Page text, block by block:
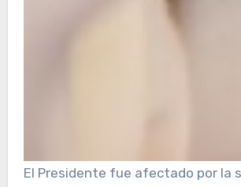
El Presidente fue afectado por la